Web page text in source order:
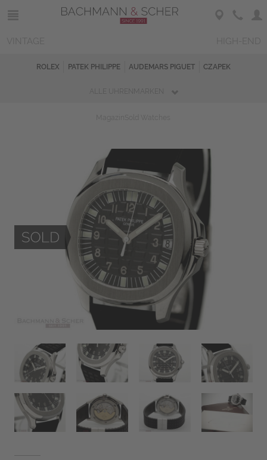
ROLEX PATEK PHILIPPE AUDEMARS PIGUET CZAPEK